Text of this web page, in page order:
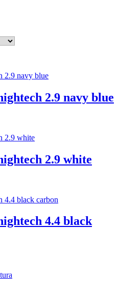
2.9 navy blue
2.9 white
4.4 black